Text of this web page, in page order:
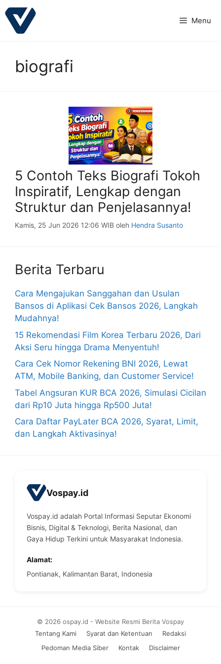
Langsung
ke
Menu
biografi
5 Contoh Teks Biografi Tokoh
Inspiratif, Lengkap dengan
Struktur dan Penjelasannya!
Kamis, 25 Jun 2026 12:06 WIB oleh Hendra Susanto
Berita Terbaru
Cara Mengajukan Sanggahan dan Usulan
Bansos di Aplikasi Cek Bansos 2026, Langkah
Mudahnya!
15 Rekomendasi Film Korea Terbaru 2026, Dari
Aksi Seru hingga Drama Menyentuh!
Cara Cek Nomor Rekening BNI 2026, Lewat
ATM, Mobile Banking, dan Customer Service!
Tabel Angsuran KUR BCA 2026, Simulasi Cicilan
dari Rp10 Juta hingga Rp500 Juta!
Cara Daftar PayLater BCA 2026, Syarat, Limit,
dan Langkah Aktivasinya!
Vospay.id
Vospay.id adalah Portal Informasi Seputar Ekonomi
Bisnis, Digital & Teknologi, Berita Nasional, dan
Gaya Hidup Terkini untuk Masyarakat Indonesia.
Alamat:
Pontianak, Kalimantan Barat, Indonesia
Tentang Kami Syarat dan Ketentuan
Redaksi
Pedoman Media Siber
Kontak Disclaimer
© 2026 ospay.id - Website Resmi Berita Vospay